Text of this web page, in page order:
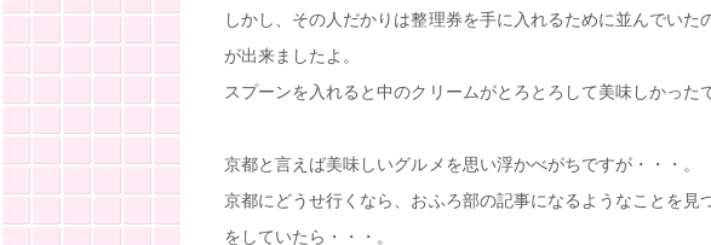
しかし、その人だかりは整理券を手に入れるために並んでいた
が出来ましたよ。
スプーンを入れると中のクリームがとろとろして美味しかった
京都と言えば美味しいグルメを思い浮かべがちですが・・・。
京都にどうせ行くなら、おふろ部の記事になるようなことを見
をしていたら・・・。